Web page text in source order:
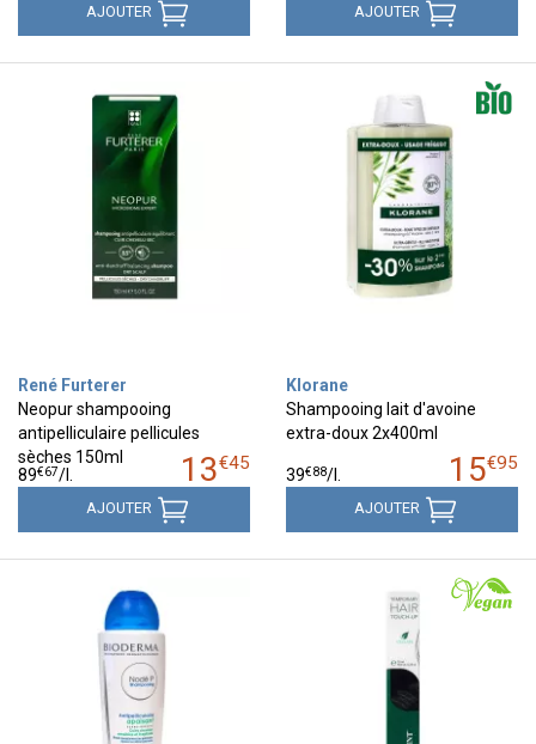
AJOUTER AJOUTER
René Furterer
Neopur shampooing
antipelliculaire pellicules
sèches 150ml
13€45
89€67/l.
AJOUTER
Klorane
Shampooing lait d'avoine
extra-doux 2x400ml
15€95
39€88/l.
AJOUTER